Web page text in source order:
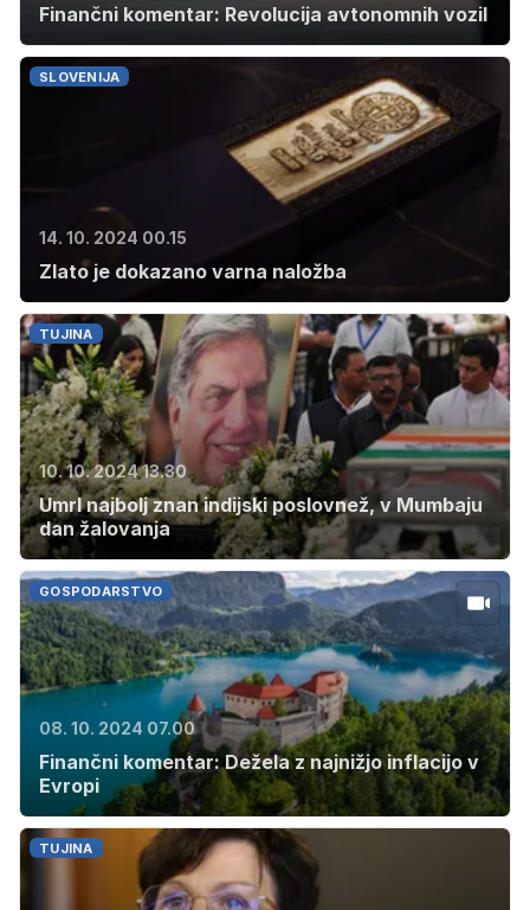
Finančni komentar: Revolucija avtonomnih vozil
SLOVENIJA
14. 10. 2024 00.15
Zlato je dokazano varna naložba
TUJINA
10. 10. 2024 13.30
Umrl najbolj znan indijski poslovnež, v Mumbaju
dan žalovanja
GOSPODARSTVO
08. 10. 2024 07.00
Finančni komentar: Dežela z najnižjo inflacijo v
Evropi
TUJINA